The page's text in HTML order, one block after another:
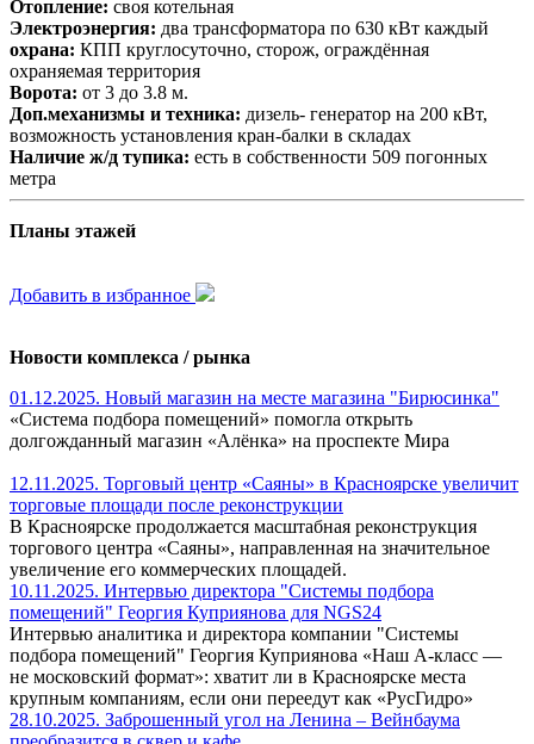
Отопление: своя котельная
Электроэнергия: два трансформатора по 630 кВт каждый
охрана: КПП круглосуточно, сторож, ограждённая
охраняемая территория
Ворота: от 3 до 3.8 м.
Доп.механизмы и техника: дизель- генератор на 200 кВт,
возможность установления кран-балки в складах
Наличие ж/д тупика: есть в собственности 509 погонных
метра
Планы этажей
Добавить в избранное
Новости комплекса / рынка
01.12.2025. Новый магазин на месте магазина "Бирюсинка"
«Система подбора помещений» помогла открыть
долгожданный магазин «Алёнка» на проспекте Мира
12.11.2025. Торговый центр «Саяны» в Красноярске увеличит
торговые площади после реконструкции
В Красноярске продолжается масштабная реконструкция
торгового центра «Саяны», направленная на значительное
увеличение его коммерческих площадей.
10.11.2025. Интервью директора "Системы подбора
помещений" Георгия Куприянова для NGS24
Интервью аналитика и директора компании "Системы
подбора помещений" Георгия Куприянова «Наш A-класс —
не московский формат»: хватит ли в Красноярске места
крупным компаниям, если они переедут как «РусГидро»
28.10.2025. Заброшенный угол на Ленина – Вейнбаума